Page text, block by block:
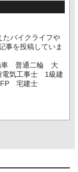
たバイクライフや
事を投稿していま
車 普通二輪 大
気工事士 1級建
FP 宅建士